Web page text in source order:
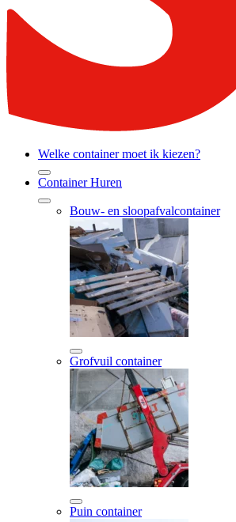
Welke container moet ik kiezen?
Container Huren
Bouw- en sloopafvalcontainer
Grofvuil container
Puin container